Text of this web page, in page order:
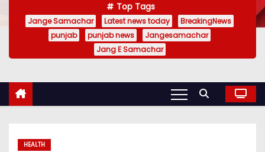
Top Tags
Jange Samachar Latest news today
BreakingNews
punjab
punjab news
Jangesamachar
Jang E Samachar
HEALTH